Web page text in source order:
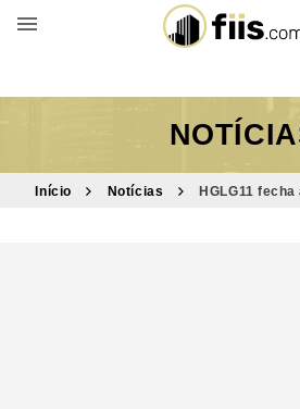
BUSCAR POR FUNDO
Início Notícias
HGLG11